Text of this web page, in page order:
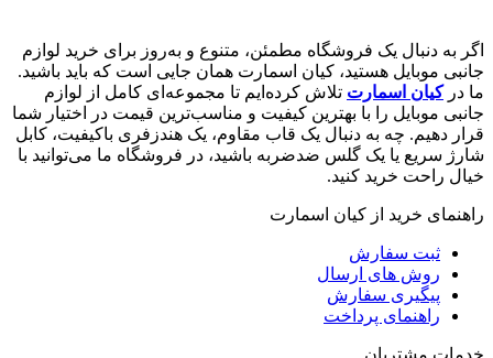
اگر به دنبال یک فروشگاه مطمئن، متنوع و به‌روز برای خرید لوازم
جانبی موبایل هستید، کیان اسمارت همان جایی است که باید باشید.
ما درکیان اسمارت تلاش کرده‌ایم تا مجموعه‌ای کامل از لوازم
جانبی موبایل را با بهترین کیفیت و مناسب‌ترین قیمت در اختیار شما
قرار دهیم. چه به دنبال یک قاب مقاوم، یک هندزفری باکیفیت، کابل
شارژ سریع یا یک گلس ضدضربه باشید، در فروشگاه ما می‌توانید با
خیال راحت خرید کنید.
راهنمای خرید از کیان اسمارت
ثبت سفارش
روش‌ های ارسال
پیگیری سفارش
راهنمای پرداخت
خدمات مشتریان